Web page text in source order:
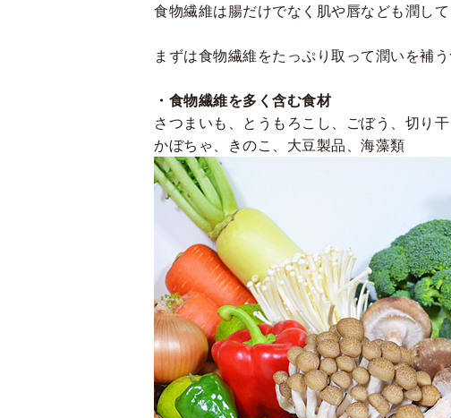
食物繊維は腸だけでなく肌や唇なども潤して
まずは食物繊維をたっぷり取って潤いを補
・食物繊維を多く含む食材
さつまいも、とうもろこし、ごぼう、切り
かぼちゃ、きのこ、大豆製品、海藻類